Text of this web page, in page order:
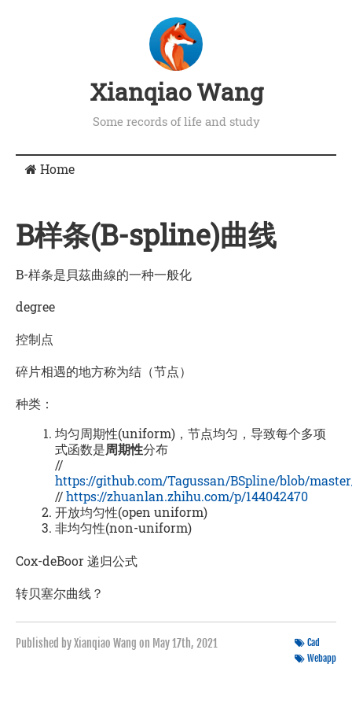
Xianqiao Wang
Some records of life and study
Home
B样条(B-spline)曲线
B-样条是貝茲曲線的一种一般化
degree
控制点
碎片相遇的地方称为结（节点）
种类：
均匀周期性(uniform)，节点均匀，导致每个多项
式函数是周期性分布
//
https://github.com/Tagussan/BSpline/blob/
//https://zhuanlan.zhihu.com/p/144042470
开放均匀性(open uniform)
非均匀性(non-uniform)
Cox-deBoor 递归公式
转贝塞尔曲线？
Published by Xianqiao Wang on May 17th, 2021
Cad
Webapp